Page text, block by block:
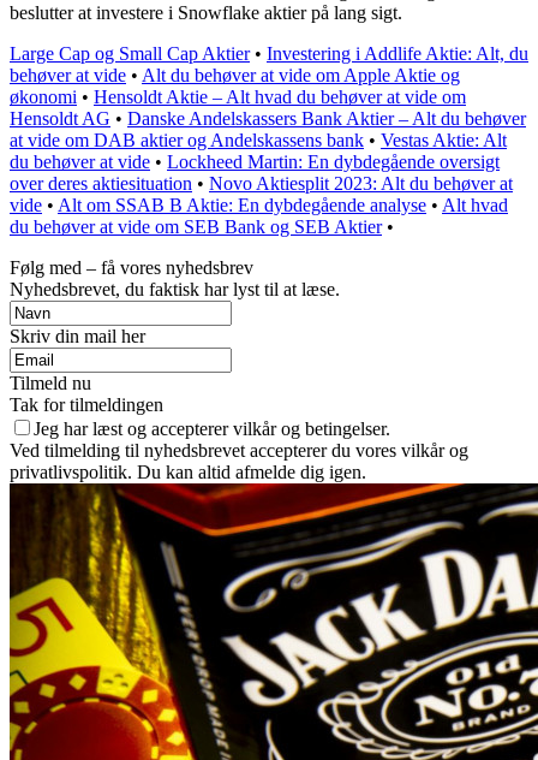
beslutter at investere i Snowflake aktier på lang sigt.
Large Cap og Small Cap Aktier• Investering i Addlife Aktie: Alt, du
behøver at vide • Alt du behøver at vide om Apple Aktie og
økonomi • Hensoldt Aktie – Alt hvad du behøver at vide om
Hensoldt AG • Danske Andelskassers Bank Aktier – Alt du behøver
at vide om DAB aktier og Andelskassens bank • Vestas Aktie: Alt
du behøver at vide • Lockheed Martin: En dybdegående oversigt
over deres aktiesituation • Novo Aktiesplit 2023: Alt du behøver at
vide • Alt om SSAB B Aktie: En dybdegående analyse • Alt hvad
du behøver at vide om SEB Bank og SEB Aktier•
Følg med – få vores nyhedsbrev
Nyhedsbrevet, du faktisk har lyst til at læse.
Skriv din mail her
Tilmeld nu
Tak for tilmeldingen
Jeg har læst og accepterer vilkår og betingelser.
Ved tilmelding til nyhedsbrevet accepterer du vores vilkår og
privatlivspolitik. Du kan altid afmelde dig igen.